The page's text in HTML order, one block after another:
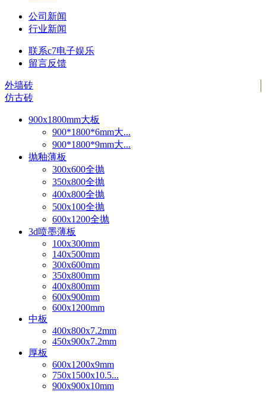
公司新闻
行业新闻
联系c7电子娱乐
留言反馈
外墙砖
仿古砖
900x1800mm大板
900*1800*6mm大...
900*1800*9mm大...
抛釉薄板
300x600全抛
350x800全抛
400x800全抛
500x100全抛
600x1200全抛
3d喷墨薄板
100x300mm
140x500mm
300x600mm
350x800mm
400x800mm
600x900mm
600x1200mm
中板
400x800x7.2mm
450x900x7.2mm
厚板
600x1200x9mm
750x1500x10.5...
900x900x10mm